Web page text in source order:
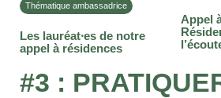
Thématique ambassadrice
Les lauréat⸱es de notre
appel à résidences
Appel
#3 :